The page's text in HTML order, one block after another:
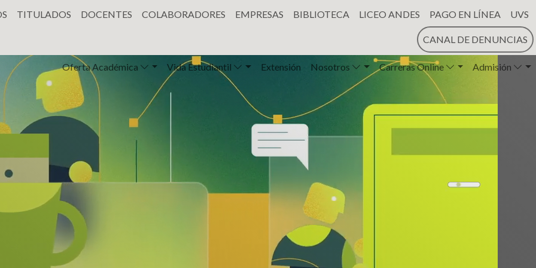
TITULADOS DOCENTES COLABORADORES EMPRESAS BIBLIOTECA LICEO ANDES PAGO EN LÍNEA UVS
CANAL DE DENUNCIAS
Oferta Académica Vida Estudiantil Extensión Nosotros Carreras Online Admisión